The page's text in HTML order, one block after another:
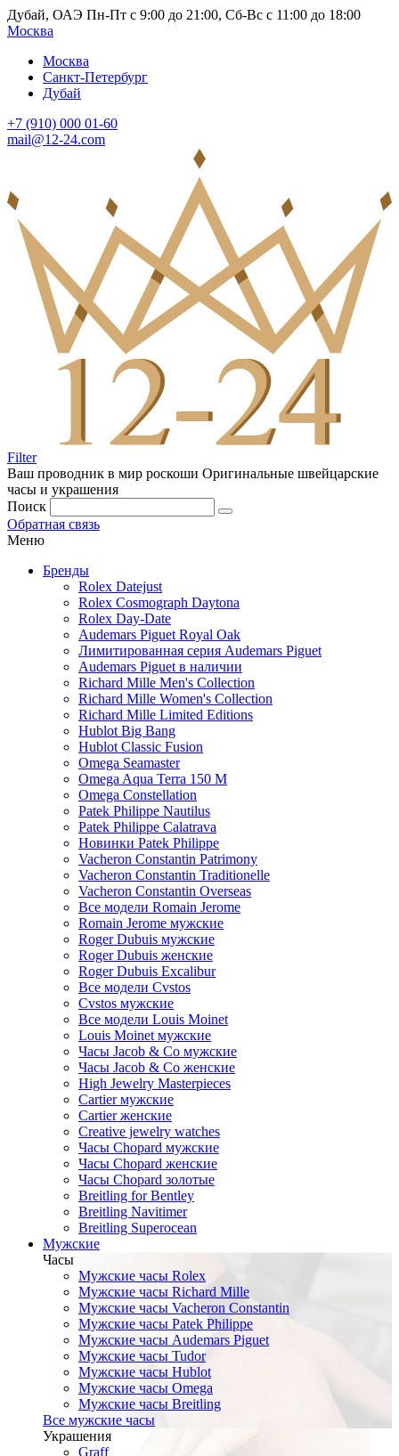
Дубай, ОАЭ Пн-Пт с 9:00 до 21:00, Сб-Вс с 11:00 до 18:00
Москва
Москва
Санкт-Петербург
Дубай
+7 (910) 000 01-60
mail@12-24.com
Filter
Ваш проводник в мир роскоши Оригинальные швейцарские
часы и украшения
Поиск
Обратная связь
Меню
Бренды
Rolex Datejust
Rolex Cosmograph Daytona
Rolex Day-Date
Audemars Piguet Royal Oak
Лимитированная серия Audemars Piguet
Audemars Piguet в наличии
Richard Mille Men's Collection
Richard Mille Women's Collection
Richard Mille Limited Editions
Hublot Big Bang
Hublot Classic Fusion
Omega Seamaster
Omega Aqua Terra 150 M
Omega Constellation
Patek Philippe Nautilus
Patek Philippe Calatrava
Новинки Patek Philippe
Vacheron Constantin Patrimony
Vacheron Constantin Traditionelle
Vacheron Constantin Overseas
Все модели Romain Jerome
Romain Jerome мужские
Roger Dubuis мужские
Roger Dubuis женские
Roger Dubuis Excalibur
Все модели Cvstos
Cvstos мужские
Все модели Louis Moinet
Louis Moinet мужские
Часы Jacob & Co мужские
Часы Jacob & Co женские
High Jewelry Masterpieces
Cartier мужские
Cartier женские
Creative jewelry watches
Часы Chopard мужские
Часы Сhopard женские
Часы Сhopard золотые
Breitling for Bentley
Breitling Navitimer
Breitling Superocean
Мужские
Часы
Мужские часы Rolex
Мужские часы Richard Mille
Мужские часы Vacheron Constantin
Мужские часы Patek Philippe
Мужские часы Audemars Piguet
Мужские часы Tudor
Мужские часы Hublot
Мужские часы Omega
Мужские часы Breitling
Все мужские часы
Украшения
Graff